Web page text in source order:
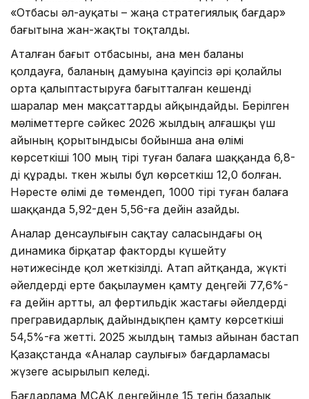
«Отбасы әл-ауқаты – жаңа стратегиялық бағдар»
бағытына жан-жақты тоқталды.
Аталған бағыт отбасыны, ана мен баланы
қолдауға, баланың дамуына қауіпсіз әрі қолайлы
орта қалыптастыруға бағытталған кешенді
шаралар мен мақсаттарды айқындайды. Берілген
мәліметтерге сәйкес 2026 жылдың алғашқы үш
айының қорытындысы бойынша ана өлімі
көрсеткіші 100 мың тірі туған балаға шаққанда 6,8-
ді құрады. Өткен жылы бұл көрсеткіш 12,0 болған.
Нәресте өлімі де төмендеп, 1000 тірі туған балаға
шаққанда 5,92-ден 5,56-ға дейін азайды.
Аналар денсаулығын сақтау саласындағы оң
динамика бірқатар факторды күшейту
нәтижесінде қол жеткізілді. Атап айтқанда, жүкті
әйелдерді ерте бақылаумен қамту деңгейі 77,6%-
ға дейін артты, ал фертильдік жастағы әйелдерді
прегравидарлық дайындықпен қамту көрсеткіші
54,5%-ға жетті. 2025 жылдың тамыз айынан бастап
Қазақстанда «Аналар саулығы» бағдарламасы
жүзеге асырылып келеді.
Бағдарлама МСАК деңгейінде 15 тегін базалық